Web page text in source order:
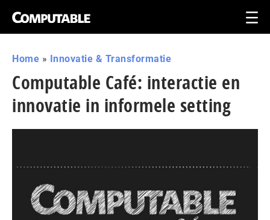
Home » Innovatie & Transformatie
Computable Café: interactie en
innovatie in informele setting